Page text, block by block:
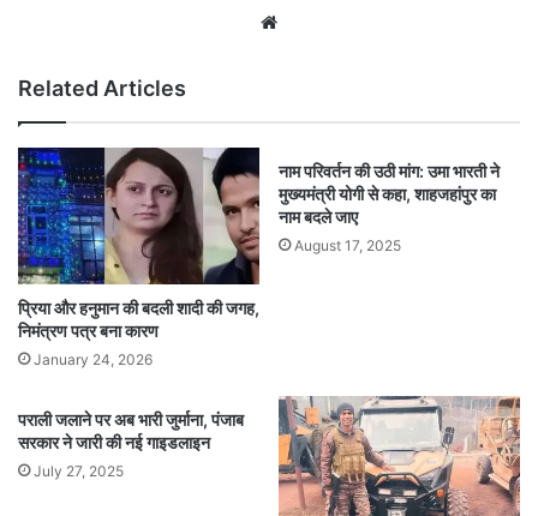
Related Articles
प्रिया और हनुमान की बदली शादी की जगह,
निमंत्रण पत्र बना कारण
January 24, 2026
नाम परिवर्तन की उठी मांग: उमा भारती ने
मुख्यमंत्री योगी से कहा, शाहजहांपुर का
नाम बदले जाए
August 17, 2025
पराली जलाने पर अब भारी जुर्माना, पंजाब
सरकार ने जारी की नई गाइडलाइन
July 27, 2025